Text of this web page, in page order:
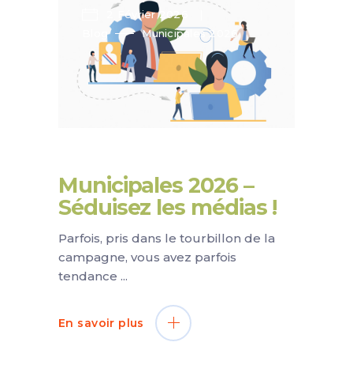
2 Février 2026
Blog
Municipales 2026
Municipales 2026 –
Séduisez les médias !
Parfois, pris dans le tourbillon de la
campagne, vous avez parfois
tendance
En savoir plus